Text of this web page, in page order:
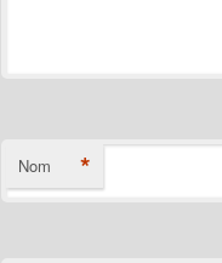
Nom *